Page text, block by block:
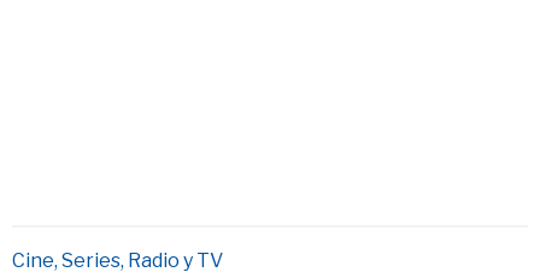
Cine, Series, Radio y TV